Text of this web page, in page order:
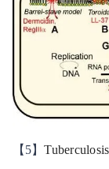
【5】